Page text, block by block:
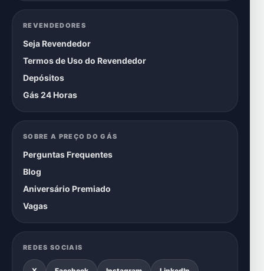
REVENDEDORES
Seja Revendedor
Termos de Uso do Revendedor
Depósitos
Gás 24 Horas
SOBRE A PREÇO DO GÁS
Perguntas Frequentes
Blog
Aniversário Premiado
Vagas
REDES SOCIAIS